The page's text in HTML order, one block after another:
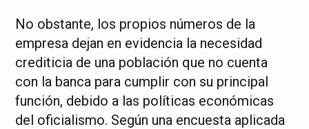
No obstante, los propios números de la
empresa dejan en evidencia la necesidad
crediticia de una población que no cuenta
con la banca para cumplir con su principal
función, debido a las políticas económicas
del oficialismo. Según una encuesta aplicada